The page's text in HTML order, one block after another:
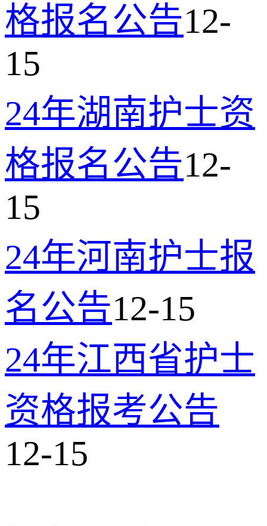
格报名公告12-
15
24年湖南护士资
格报名公告12-
15
24年河南护士报
名公告12-15
24年江西省护士
资格报考公告
12-15